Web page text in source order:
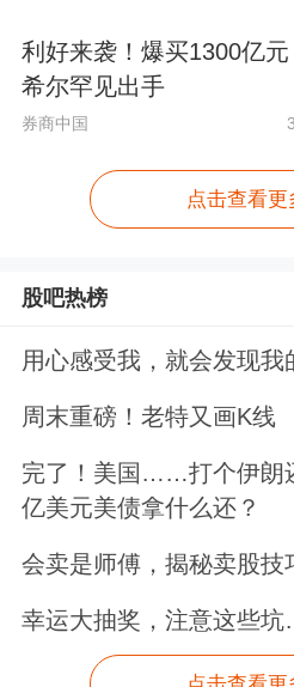
利好来袭！爆买1300亿
希尔罕见出手
券商中国
点击查看更
股吧热榜
用心感受我，就会发现我
周末重磅！老特又画K线
完了！美国……打个伊
亿美元美债拿什么还？
会卖是师傅，揭秘卖股技
幸运大抽奖，注意这些